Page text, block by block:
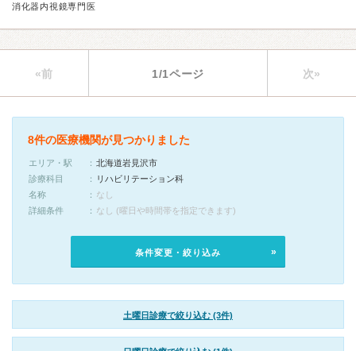
消化器内視鏡専門医
«前 1/1ページ 次»
8件の医療機関が見つかりました
エリア・駅
北海道岩見沢市
診療科目
リハビリテーション科
名称
なし
詳細条件
なし (曜日や時間帯を指定できます)
条件変更・絞り込み
土曜日診療で絞り込む (3件)